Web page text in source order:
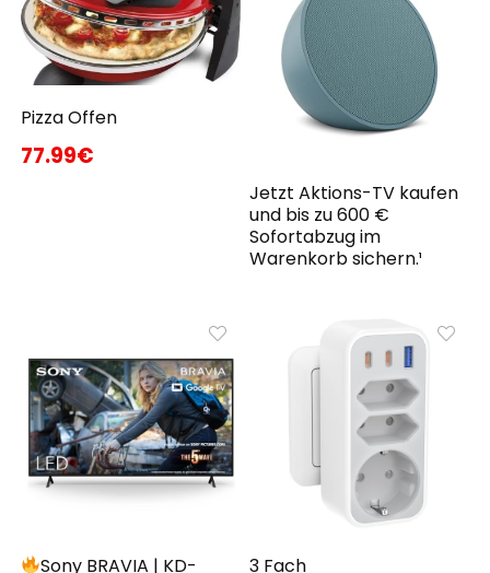
Pizza Offen
77.99€
Jetzt Aktions-TV kaufen
und bis zu 600 €
Sofortabzug im
Warenkorb sichern.¹
Sony BRAVIA | KD- 3 Fach